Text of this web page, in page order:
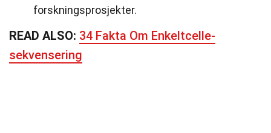
forskningsprosjekter.
READ ALSO: 34 Fakta Om Enkeltcelle-
sekvensering